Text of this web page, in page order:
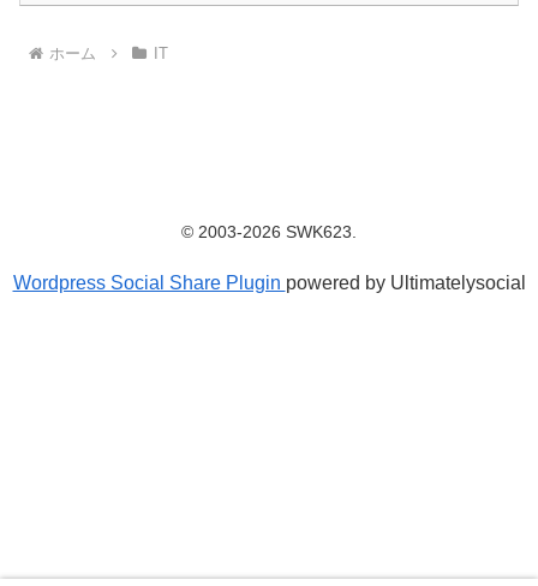
ホーム IT
© 2003-2026 SWK623.
Wordpress Social Share Plugin powered by Ultimatelysocial